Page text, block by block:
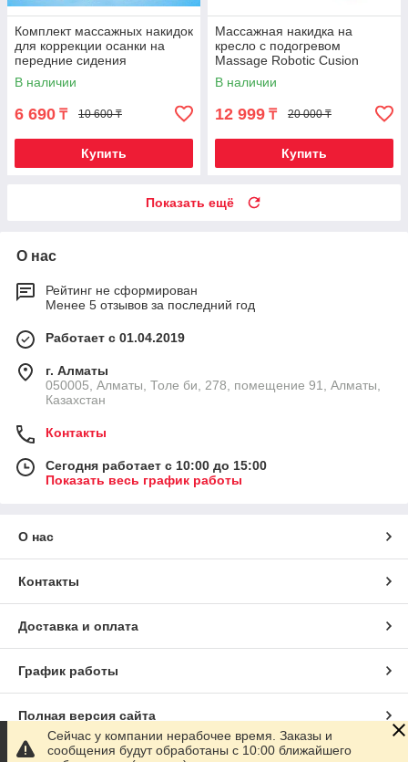
Комплект массажных накидок
для коррекции осанки на
передние сидения
автомобиля {2шт}
В наличии
6 690 ₸ 10 600 ₸
Купить
Массажная накидка на
кресло с подогревом
Massage Robotic Cusion
{12/220В}
В наличии
12 999 ₸ 20 000 ₸
Купить
Показать ещё
О нас
Рейтинг не сформирован
Менее 5 отзывов за последний год
Работает с 01.04.2019
г. Алматы
050005, Алматы, Толе би, 278, помещение 91, Алматы,
Казахстан
Контакты
Сегодня работает с 10:00 до 15:00
Показать весь график работы
О нас
Контакты
Доставка и оплата
График работы
Полная версия сайта
Сейчас у компании нерабочее время. Заказы и
сообщения будут обработаны с 10:00 ближайшего